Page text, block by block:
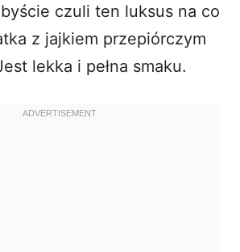
czuli ten luksus na co
z jajkiem przepiórczym
lekka i pełna smaku.